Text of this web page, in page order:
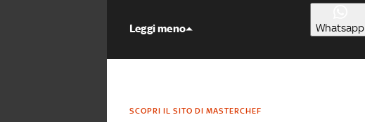
Leggi meno Whatsapp
SCOPRI IL SITO DI MASTERCHEF